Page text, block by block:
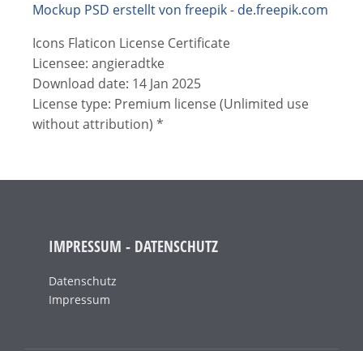
Mockup PSD erstellt von freepik - de.freepik.com
Icons Flaticon License Certificate
Licensee: angieradtke
Download date: 14 Jan 2025
License type: Premium license (Unlimited use
without attribution) *
IMPRESSUM - DATENSCHUTZ
Datenschutz
Impressum